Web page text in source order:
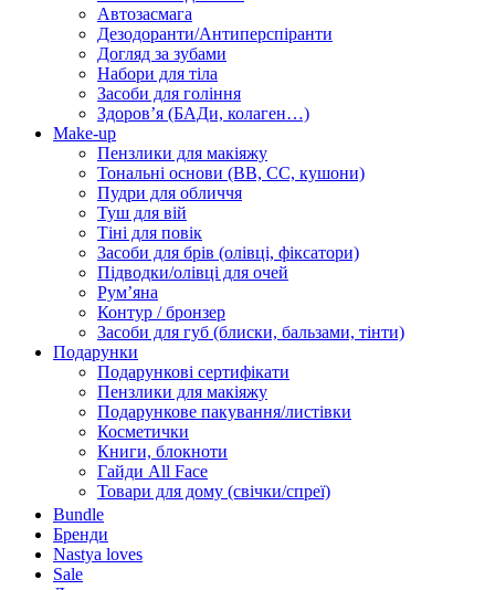
Автозасмага
Дезодоранти/Антиперспіранти
Догляд за зубами
Набори для тіла
Засоби для гоління
Здоровʼя (БАДи, колаген…)
Make-up
Пензлики для макіяжу
Тональні основи (BB, CC, кушони)
Пудри для обличчя
Туш для вій
Тіні для повік
Засоби для брів (олівці, фіксатори)
Підводки/олівці для очей
Румʼяна
Контур / бронзер
Засоби для губ (блиски, бальзами, тінти)
Подарунки
Подарункові сертифікати
Пензлики для макіяжу
Подарункове пакування/листівки
Косметички
Книги, блокноти
Гайди All Face
Товари для дому (свічки/спреї)
Bundle
Бренди
Nastya loves
Sale